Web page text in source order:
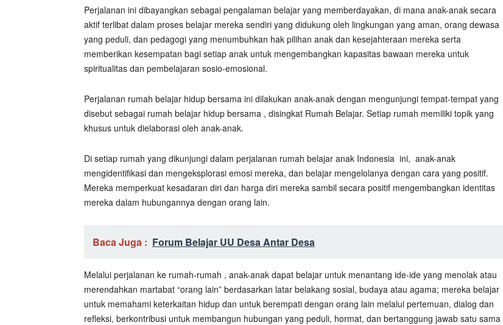
Perjalanan ini dibayangkan sebagai pengalaman belajar yang memberdayakan, di mana anak-anak secara
aktif terlibat dalam proses belajar mereka sendiri yang didukung oleh lingkungan yang aman, orang dewasa
yang peduli, dan pedagogi yang menumbuhkan hak pilihan anak dan kesejahteraan mereka serta
memberikan kesempatan bagi setiap anak untuk mengembangkan kapasitas bawaan mereka untuk
spiritualitas dan pembelajaran sosio-emosional.
Perjalanan rumah belajar hidup bersama ini dilakukan anak-anak dengan mengunjungi tempat-tempat yang
disebut sebagai rumah belajar hidup bersama , disingkat Rumah Belajar. Setiap rumah memiliki topik yang
khusus untuk dielaborasi oleh anak-anak.
Di setiap rumah yang dikunjungi dalam perjalanan rumah belajar anak Indonesia ini, anak-anak
mengidentifikasi dan mengeksplorasi emosi mereka, dan belajar mengelolanya dengan cara yang positif.
Mereka memperkuat kesadaran diri dan harga diri mereka sambil secara positif mengembangkan identitas
mereka dalam hubungannya dengan orang lain.
Baca Juga : Forum Belajar UU Desa Antar Desa
Melalui perjalanan ke rumah-rumah , anak-anak dapat belajar untuk menantang ide-ide yang menolak atau
merendahkan martabat “orang lain” berdasarkan latar belakang sosial, budaya atau agama; mereka belajar
untuk memahami keterkaitan hidup dan untuk berempati dengan orang lain melalui pertemuan, dialog dan
refleksi, berkontribusi untuk membangun hubungan yang peduli, hormat, dan bertanggung jawab satu sama